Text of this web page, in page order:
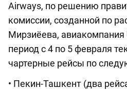
Airways, по решению
комиссии, созданной по
Мирзиёева, авиакомпания
период с 4 по 5 февраля
чартерные рейсы по
• Пекин-Ташкент (два